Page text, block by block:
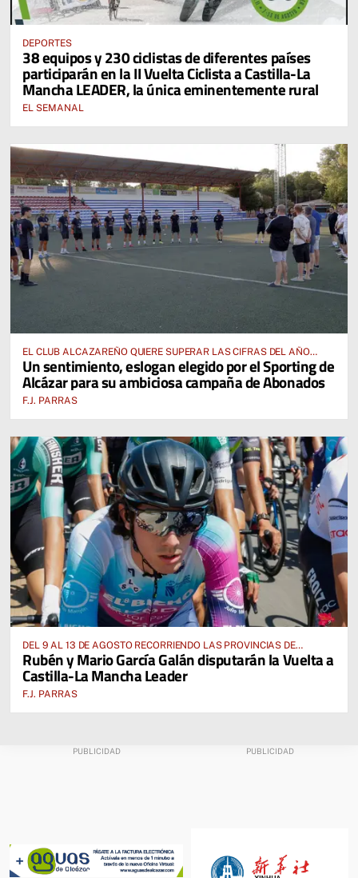
DEPORTES
38 equipos y 230 ciclistas de diferentes países
participarán en la II Vuelta Ciclista a Castilla-La
Mancha LEADER, la única eminentemente rural
EL SEMANAL
EL CLUB ALCAZAREÑO QUIERE SUPERAR LAS CIFRAS DEL AÑO
PASADO E INCLUSO DUPLICARLAS
Un sentimiento, eslogan elegido por el Sporting de
Alcázar para su ambiciosa campaña de Abonados
F.J. PARRAS
DEL 9 AL 13 DE AGOSTO RECORRIENDO LAS PROVINCIAS DE
CUENCA, ALBACETE, TOLEDO Y CIUDAD REAL
Rubén y Mario García Galán disputarán la Vuelta a
Castilla-La Mancha Leader
F.J. PARRAS